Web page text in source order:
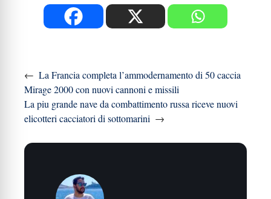
← La Francia completa l’ammodernamento di 50 caccia
Mirage 2000 con nuovi cannoni e missili
La piu grande nave da combattimento russa riceve nuovi
elicotteri cacciatori di sottomarini →